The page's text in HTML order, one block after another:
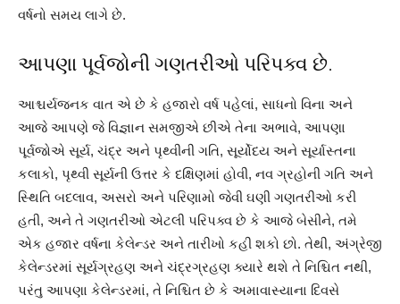
વર્ષનો સમય લાગે છે.
આપણા પૂર્વજોની ગણતરીઓ પરિપક્વ છે.
આશ્ચર્યજનક વાત એ છે કે હજારો વર્ષ પહેલાં, સાધનો વિના અને
આજે આપણે જે વિજ્ઞાન સમજીએ છીએ તેના અભાવે, આપણા
પૂર્વજોએ સૂર્ય, ચંદ્ર અને પૃથ્વીની ગતિ, સૂર્યોદય અને સૂર્યાસ્તના
કલાકો, પૃથ્વી સૂર્યની ઉત્તર કે દક્ષિણમાં હોવી, નવ ગ્રહોની ગતિ અને
સ્થિતિ બદલાવ, અસરો અને પરિણામો જેવી ઘણી ગણતરીઓ કરી
હતી, અને તે ગણતરીઓ એટલી પરિપક્વ છે કે આજે બેસીને, તમે
એક હજાર વર્ષના કેલેન્ડર અને તારીખો કહી શકો છો. તેથી, અંગ્રેજી
કેલેન્ડરમાં સૂર્યગ્રહણ અને ચંદ્રગ્રહણ ક્યારે થશે તે નિશ્ચિત નથી,
પરંતુ આપણા કેલેન્ડરમાં, તે નિશ્ચિત છે કે અમાવાસ્યાના દિવસે